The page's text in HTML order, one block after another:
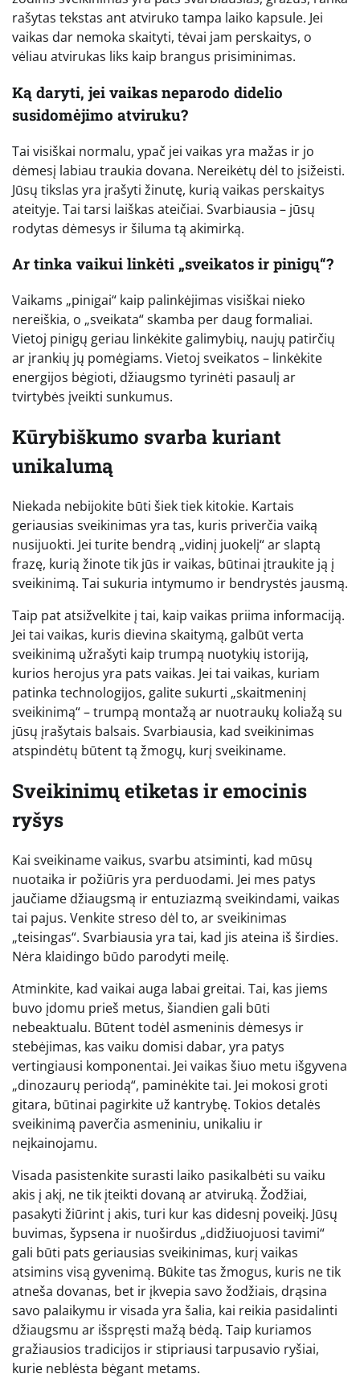
rašytas tekstas ant atviruko tampa laiko kapsule. Jei
vaikas dar nemoka skaityti, tėvai jam perskaitys, o
vėliau atvirukas liks kaip brangus prisiminimas.
Ką daryti, jei vaikas neparodo didelio
susidomėjimo atviruku?
Tai visiškai normalu, ypač jei vaikas yra mažas ir jo
dėmesį labiau traukia dovana. Nereikėtų dėl to įsižeisti.
Jūsų tikslas yra įrašyti žinutę, kurią vaikas perskaitys
ateityje. Tai tarsi laiškas ateičiai. Svarbiausia – jūsų
rodytas dėmesys ir šiluma tą akimirką.
Ar tinka vaikui linkėti „sveikatos ir pinigų“?
Vaikams „pinigai“ kaip palinkėjimas visiškai nieko
nereiškia, o „sveikata“ skamba per daug formaliai.
Vietoj pinigų geriau linkėkite galimybių, naujų patirčių
ar įrankių jų pomėgiams. Vietoj sveikatos – linkėkite
energijos bėgioti, džiaugsmo tyrinėti pasaulį ar
tvirtybės įveikti sunkumus.
Kūrybiškumo svarba kuriant
unikalumą
Niekada nebijokite būti šiek tiek kitokie. Kartais
geriausias sveikinimas yra tas, kuris priverčia vaiką
nusijuokti. Jei turite bendrą „vidinį juokelį“ ar slaptą
frazę, kurią žinote tik jūs ir vaikas, būtinai įtraukite ją į
sveikinimą. Tai sukuria intymumo ir bendrystės jausmą.
Taip pat atsižvelkite į tai, kaip vaikas priima informaciją.
Jei tai vaikas, kuris dievina skaitymą, galbūt verta
sveikinimą užrašyti kaip trumpą nuotykių istoriją,
kurios herojus yra pats vaikas. Jei tai vaikas, kuriam
patinka technologijos, galite sukurti „skaitmeninį
sveikinimą“ – trumpą montažą ar nuotraukų koliažą su
jūsų įrašytais balsais. Svarbiausia, kad sveikinimas
atspindėtų būtent tą žmogų, kurį sveikiname.
Sveikinimų etiketas ir emocinis
ryšys
Kai sveikiname vaikus, svarbu atsiminti, kad mūsų
nuotaika ir požiūris yra perduodami. Jei mes patys
jaučiame džiaugsmą ir entuziazmą sveikindami, vaikas
tai pajus. Venkite streso dėl to, ar sveikinimas
„teisingas“. Svarbiausia yra tai, kad jis ateina iš širdies.
Nėra klaidingo būdo parodyti meilę.
Atminkite, kad vaikai auga labai greitai. Tai, kas jiems
buvo įdomu prieš metus, šiandien gali būti
nebeaktualu. Būtent todėl asmeninis dėmesys ir
stebėjimas, kas vaiku domisi dabar, yra patys
vertingiausi komponentai. Jei vaikas šiuo metu išgyvena
„dinozaurų periodą“, paminėkite tai. Jei mokosi groti
gitara, būtinai pagirkite už kantrybę. Tokios detalės
sveikinimą paverčia asmeniniu, unikaliu ir
neįkainojamu.
Visada pasistenkite surasti laiko pasikalbėti su vaiku
akis į akį, ne tik įteikti dovaną ar atviruką. Žodžiai,
pasakyti žiūrint į akis, turi kur kas didesnį poveikį. Jūsų
buvimas, šypsena ir nuoširdus „didžiuojuosi tavimi“
gali būti pats geriausias sveikinimas, kurį vaikas
atsimins visą gyvenimą. Būkite tas žmogus, kuris ne tik
atneša dovanas, bet ir įkvepia savo žodžiais, drąsina
savo palaikymu ir visada yra šalia, kai reikia pasidalinti
džiaugsmu ar išspręsti mažą bėdą. Taip kuriamos
gražiausios tradicijos ir stipriausi tarpusavio ryšiai,
kurie neblėsta bėgant metams.